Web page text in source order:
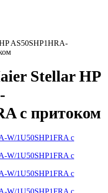
AS50SHP1HRA-
Stellar HP
с притоком